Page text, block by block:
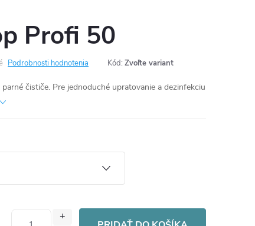
Profi 50
Podrobnosti hodnotenia Kód: Zvoľte variant
čističe. Pre jednoduché upratovanie a dezinfekciu